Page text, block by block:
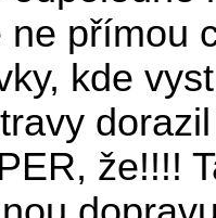
ne přímou
kde
že!!!!